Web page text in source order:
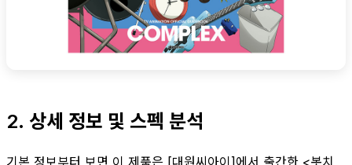
2. 상세 정보 및 스펙 분석
기본 정보부터 보면 이 제품은 [대원씨아이]에서 출간한 <봇치